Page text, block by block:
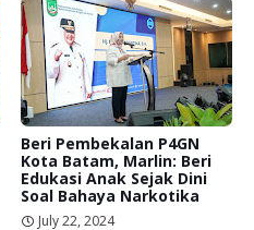
Beri Pembekalan P4GN
Kota Batam, Marlin: Beri
Edukasi Anak Sejak Dini
Soal Bahaya Narkotika
July 22, 2024